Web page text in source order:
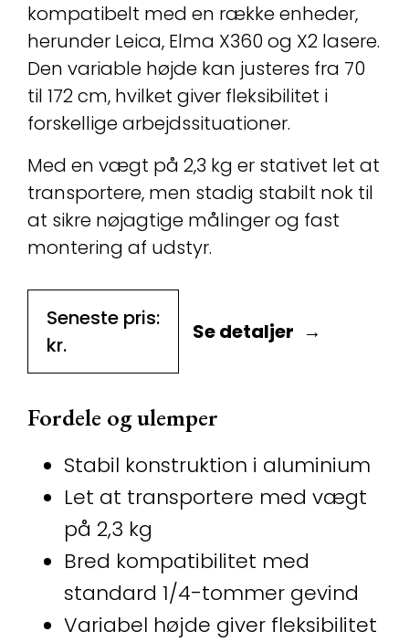
kompatibelt med en række enheder,
herunder Leica, Elma X360 og X2 lasere.
Den variable højde kan justeres fra 70
til 172 cm, hvilket giver fleksibilitet i
forskellige arbejdssituationer.
Med en vægt på 2,3 kg er stativet let at
transportere, men stadig stabilt nok til
at sikre nøjagtige målinger og fast
montering af udstyr.
Fordele og ulemper
Stabil konstruktion i aluminium
Let at transportere med vægt
på 2,3 kg
Bred kompatibilitet med
standard 1/4-tommer gevind
Variabel højde giver fleksibilitet
Seneste pris:
kr.
Se detaljer